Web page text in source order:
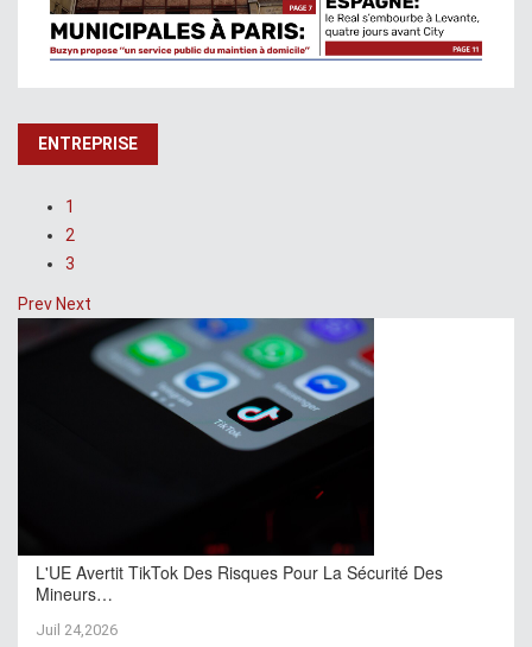
ENTREPRISE
1
2
3
PrevNext
L'UE Avertit TikTok Des Risques Pour La Sécurité Des
Mineurs…
Juil 24,2026